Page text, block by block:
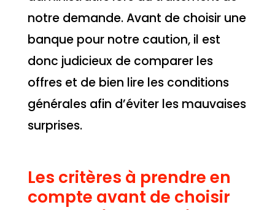
notre demande. Avant de choisir une
banque pour notre caution, il est
donc judicieux de comparer les
offres et de bien lire les conditions
générales afin d’éviter les mauvaises
surprises.
Les critères à prendre en
compte avant de choisir